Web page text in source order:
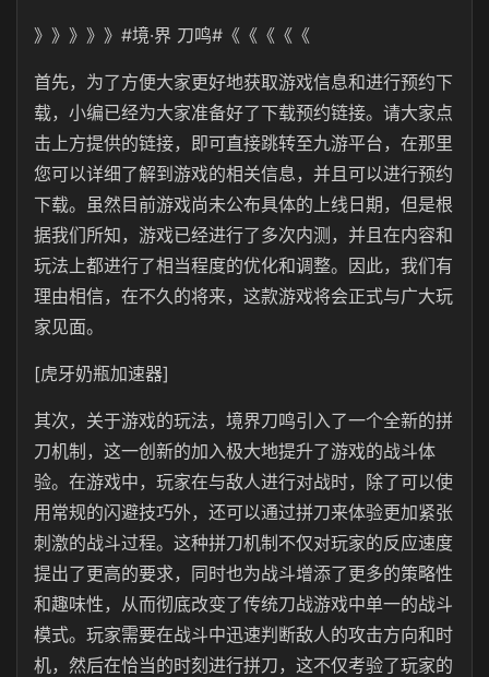
》》》》》#境·界 刀鸣#《《《《《
首先，为了方便大家更好地获取游戏信息和进行预约下
载，小编已经为大家准备好了下载预约链接。请大家点
击上方提供的链接，即可直接跳转至九游平台，在那里
您可以详细了解到游戏的相关信息，并且可以进行预约
下载。虽然目前游戏尚未公布具体的上线日期，但是根
据我们所知，游戏已经进行了多次内测，并且在内容和
玩法上都进行了相当程度的优化和调整。因此，我们有
理由相信，在不久的将来，这款游戏将会正式与广大玩
家见面。
[虎牙奶瓶加速器]
其次，关于游戏的玩法，境界刀鸣引入了一个全新的拼
刀机制，这一创新的加入极大地提升了游戏的战斗体
验。在游戏中，玩家在与敌人进行对战时，除了可以使
用常规的闪避技巧外，还可以通过拼刀来体验更加紧张
刺激的战斗过程。这种拼刀机制不仅对玩家的反应速度
提出了更高的要求，同时也为战斗增添了更多的策略性
和趣味性，从而彻底改变了传统刀战游戏中单一的战斗
模式。玩家需要在战斗中迅速判断敌人的攻击方向和时
机，然后在恰当的时刻进行拼刀，这不仅考验了玩家的